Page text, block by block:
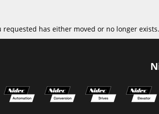
requested has either moved or no longer exists.